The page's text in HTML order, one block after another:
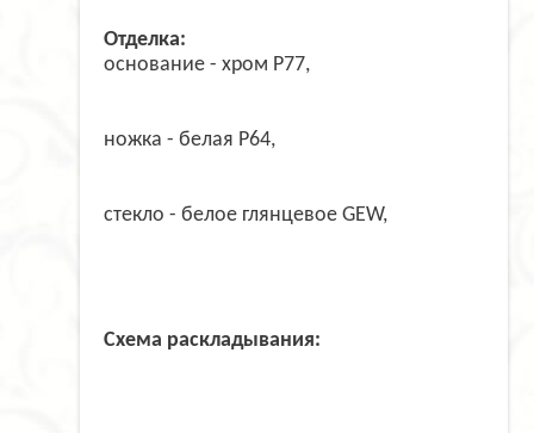
Отделка:
основание - хром P77,
ножка - белая Р64,
стекло - белое глянцевое GEW,
Схема раскладывания: